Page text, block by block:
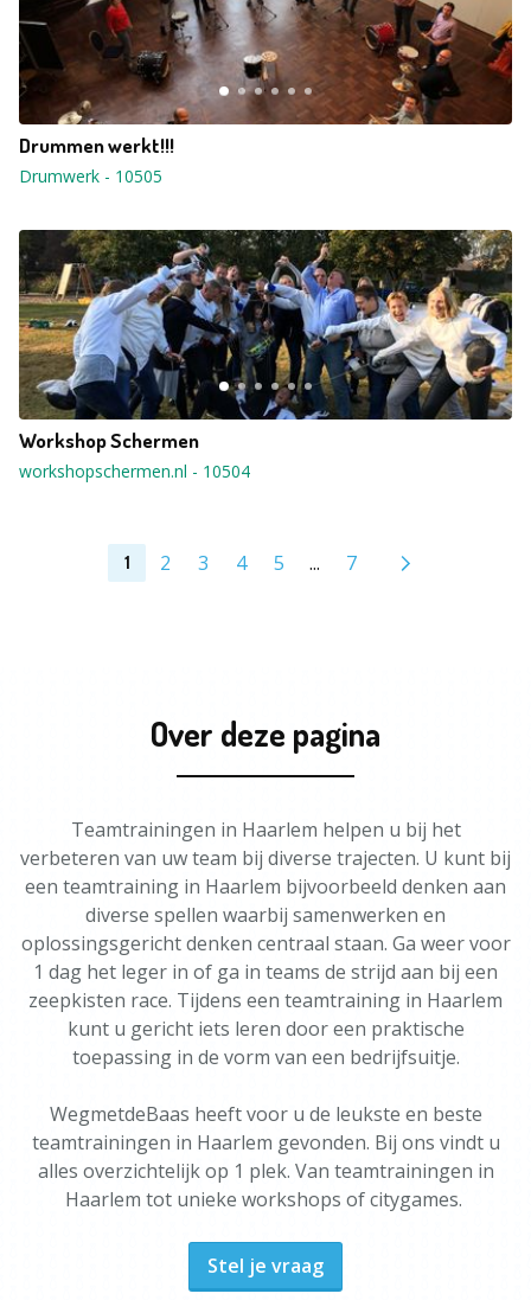
Drummen werkt!!!
Drumwerk - 10505
Workshop Schermen
workshopschermen.nl - 10504
1 2 3 4 5 ... 7
Over deze pagina
Teamtrainingen in Haarlem helpen u bij het
verbeteren van uw team bij diverse trajecten. U kunt bij
een teamtraining in Haarlem bijvoorbeeld denken aan
diverse spellen waarbij samenwerken en
oplossingsgericht denken centraal staan. Ga weer voor
1 dag het leger in of ga in teams de strijd aan bij een
zeepkisten race. Tijdens een teamtraining in Haarlem
kunt u gericht iets leren door een praktische
toepassing in de vorm van een bedrijfsuitje.
WegmetdeBaas heeft voor u de leukste en beste
teamtrainingen in Haarlem gevonden. Bij ons vindt u
alles overzichtelijk op 1 plek. Van teamtrainingen in
Haarlem tot unieke workshops of citygames.
Stel je vraag